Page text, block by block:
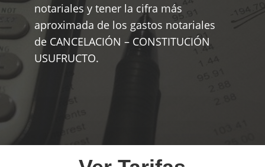
notariales y tener la cifra más
aproximada de los gastos notariales
de CANCELACIÓN – CONSTITUCIÓN
USUFRUCTO.